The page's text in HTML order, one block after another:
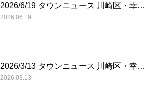
2026/6/19 タウンニュース 川崎区・幸…
2026.06.19
2026/3/13 タウンニュース 川崎区・幸…
2026.03.13